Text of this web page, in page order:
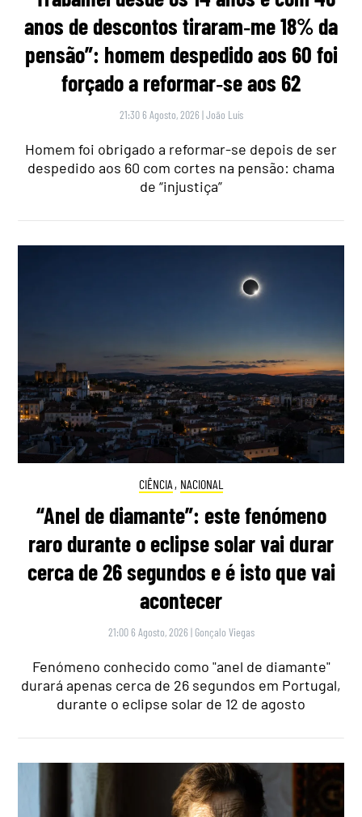
anos de descontos tiraram‑me 18% da
pensão”: homem despedido aos 60 foi
forçado a reformar‑se aos 62
21:30 6 Agosto, 2026 |João Luís
Homem foi obrigado a reformar-se depois de ser
despedido aos 60 com cortes na pensão: chama
de “injustiça”
CIÊNCIA , NACIONAL
“Anel de diamante”: este fenómeno
raro durante o eclipse solar vai durar
cerca de 26 segundos e é isto que vai
acontecer
21:00 6 Agosto, 2026 | Gonçalo Viegas
Fenómeno conhecido como "anel de diamante"
durará apenas cerca de 26 segundos em Portugal,
durante o eclipse solar de 12 de agosto